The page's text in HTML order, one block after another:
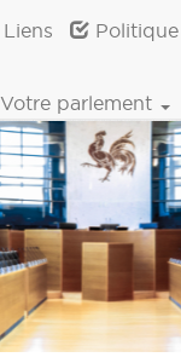
Liens Politique
Votre parlement